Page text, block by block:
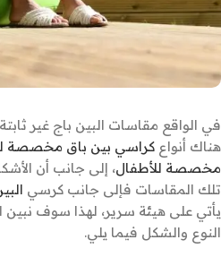
في الواقع مقاسات البين باج غير
هناك أنواع كراسي بين باق مخصصة
مخصصة للأطفال، إلى جانب أن
تلك المقاسات فإلى جانب كرسي
يأتي على هيئة سرير، لهذا سوف
النوع والشكل فيما يلي.